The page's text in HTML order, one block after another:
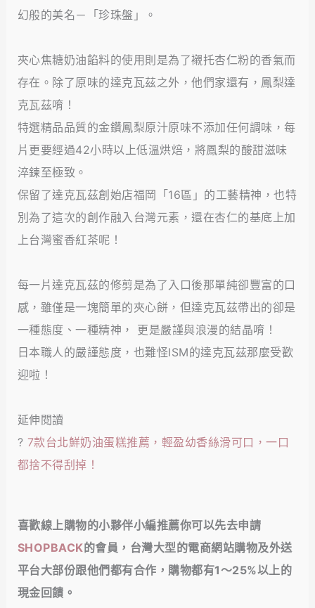
幻般的美名－「珍珠盤」。
夾心焦糖奶油餡料的使用則是為了襯托杏仁粉的香氣而
存在。除了原味的達克瓦茲之外，他們家還有，鳳梨達
克瓦茲唷！
特選精品品質的金鑽鳳梨原汁原味不添加任何調味，每
片更要經過42小時以上低溫烘焙，將鳳梨的酸甜滋味
淬鍊至極致。
保留了達克瓦茲創始店福岡「16區」的工藝精神，也特
別為了這次的創作融入台灣元素，還在杏仁的基底上加
上台灣蜜香紅茶呢！
每一片達克瓦茲的修剪是為了入口後那單純卻豐富的口
感，雖僅是一塊簡單的夾心餅，但達克瓦茲帶出的卻是
一種態度、一種精神， 更是嚴謹與浪漫的結晶唷！
日本職人的嚴謹態度，也難怪ISM的達克瓦茲那麼受歡
迎啦！
延伸閱讀
? 7款台北鮮奶油蛋糕推薦，輕盈幼香絲滑可口，一口
都捨不得刮掉！
喜歡線上購物的小夥伴小編推薦你可以先去申請
SHOPBACK的會員，台灣大型的電商網站購物及外送
平台大部份跟他們都有合作，購物都有1～25%以上的
現金回饋 。